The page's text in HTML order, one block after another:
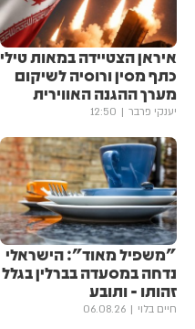
איראן הצטיידה במאות טילי
כתף מסין ורוסיה לשיקום
מערך ההגנה האווירית
יענקי פרבר 12:50
"משפיל מאוד": הישראלי
נדחה במסעדה בברלין בגלל
זהותו - ותובע
חיים בלוי 06.08.26